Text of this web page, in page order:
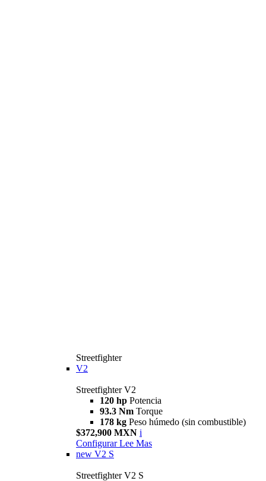
Streetfighter
V2
Streetfighter V2
120 hp Potencia
93.3 Nm Torque
178 kg Peso húmedo (sin combustible)
$372,900 MXN i
Configurar Lee Mas
new V2 S
Streetfighter V2 S